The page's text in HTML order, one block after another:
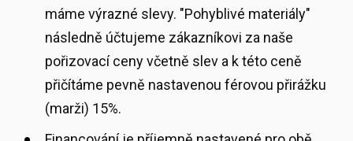
máme výrazné slevy. "Pohyblivé materiály"
následně účtujeme zákazníkovi za naše
pořizovací ceny včetně slev a k této ceně
přičítáme pevně nastavenou férovou přirážku
(marži) 15%.